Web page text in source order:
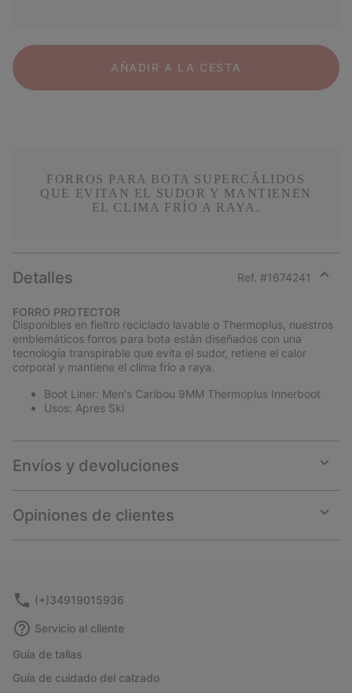
AÑADIR A LA CESTA
FORROS PARA BOTA SUPERCÁLIDOS
QUE EVITAN EL SUDOR Y MANTIENEN
EL CLIMA FRÍO A RAYA.
Detalles Ref. #1674241
section
FORRO PROTECTOR
Disponibles en fieltro reciclado lavable o Thermoplus, nuestros
emblemáticos forros para bota están diseñados con una
tecnología transpirable que evita el sudor, retiene el calor
corporal y mantiene el clima frío a raya.
Boot Liner: Men's Caribou 9MM Thermoplus Innerboot
Usos: Apres Ski
Envíos y devoluciones
or
Opiniones de clientes
or
(+)34919015936
Servicio al cliente
Guía de tallas
Guía de cuidado del calzado